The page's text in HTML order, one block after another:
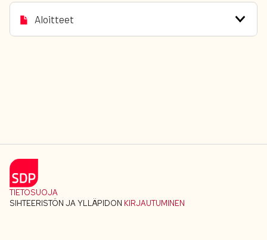
Aloitteet
TIETOSUOJA
SIHTEERISTÖN JA YLLÄPIDON KIRJAUTUMINEN